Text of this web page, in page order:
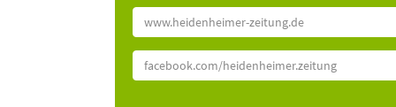
www.heidenheimer-zeitung.de
facebook.com/heidenheimer.zeitung